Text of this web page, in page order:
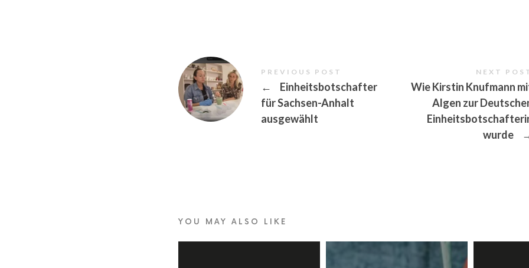
PREVIOUS POST
←
Einheitsbotschafter
für Sachsen-Anhalt
ausgewählt
NEXT
Wie Kirstin Knufmann
Algen zur
wurde
YOU MAY ALSO LIKE